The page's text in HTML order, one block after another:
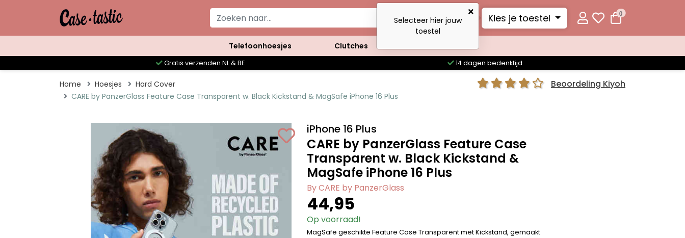
Kies je toestel 0
Telefoonhoesjes Clutches
Gratis verzenden NL & BE 14 dagen bedenktijd
Home Hoesjes
Hard Cover
CARE by PanzerGlass Feature Case Transparent w. Black Kickstand & MagSafe iPhone 16 Plus
Beoordeling Kiyoh
iPhone 16 Plus
CARE by PanzerGlass Feature Case
Transparent w. Black Kickstand &
MagSafe iPhone 16 Plus
By CARE by PanzerGlass
44,95
Op voorraad!
MagSafe geschikte Feature Case Transparent met Kickstand, gemaakt
Selecteer hier jouw
toestel